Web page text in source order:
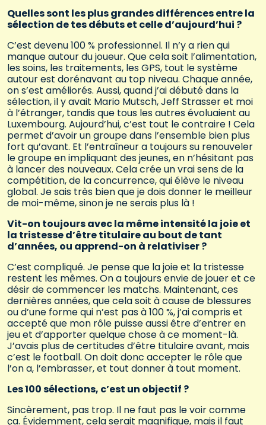
Quelles sont les plus grandes différences entre la
sélection de tes débuts et celle d’aujourd’hui ?
C’est devenu 100 % professionnel. Il n’y a rien qui
manque autour du joueur. Que cela soit l’alimentation,
les soins, les traitements, les GPS, tout le système
autour est dorénavant au top niveau. Chaque année,
on s’est améliorés. Aussi, quand j’ai débuté dans la
sélection, il y avait Mario Mutsch, Jeff Strasser et moi
à l’étranger, tandis que tous les autres évoluaient au
Luxembourg. Aujourd’hui, c’est tout le contraire ! Cela
permet d’avoir un groupe dans l’ensemble bien plus
fort qu’avant. Et l’entraîneur a toujours su renouveler
le groupe en impliquant des jeunes, en n’hésitant pas
à lancer des nouveaux. Cela crée un vrai sens de la
compétition, de la concurrence, qui élève le niveau
global. Je sais très bien que je dois donner le meilleur
de moi-même, sinon je ne serais plus là !
Vit-on toujours avec la même intensité la joie et
la tristesse d’être titulaire au bout de tant
d’années, ou apprend-on à relativiser ?
C’est compliqué. Je pense que la joie et la tristesse
restent les mêmes. On a toujours envie de jouer et ce
désir de commencer les matchs. Maintenant, ces
dernières années, que cela soit à cause de blessures
ou d’une forme qui n’est pas à 100 %, j’ai compris et
accepté que mon rôle puisse aussi être d’entrer en
jeu et d’apporter quelque chose à ce moment-là.
J’avais plus de certitudes d’être titulaire avant, mais
c’est le football. On doit donc accepter le rôle que
l’on a, l’embrasser, et tout donner à tout moment.
Les 100 sélections, c’est un objectif ?
Sincèrement, pas trop. Il ne faut pas le voir comme
ça. Évidemment, cela serait magnifique, mais il faut